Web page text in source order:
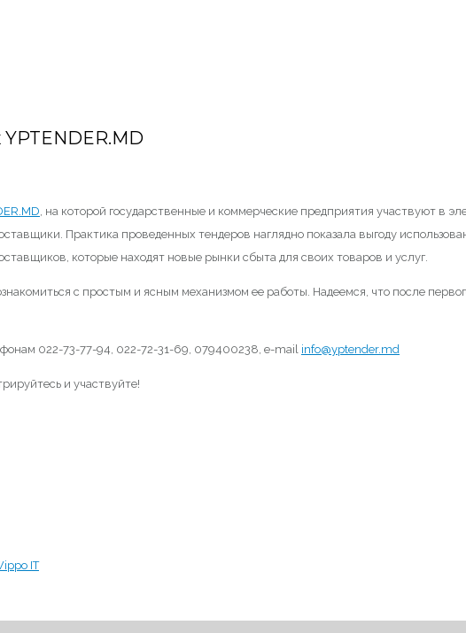
, на которой государственные и коммерческие предприятия участвуют в
Практика проведенных тендеров наглядно показала выгоду
которые находят новые рынки сбыта для своих товаров и услуг.
с простым и ясным механизмом ее работы. Надеемся, что после
022-73-77-94, 022-72-31-69, 079400238, e-mail info@yptender.md
и участвуйте!
IT